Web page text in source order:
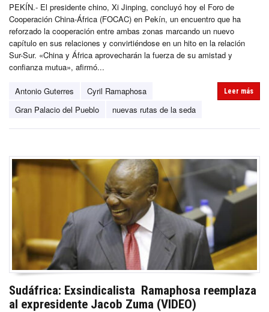
PEKÍN.- El presidente chino, Xi Jinping, concluyó hoy el Foro de
Cooperación China-África (FOCAC) en Pekín, un encuentro que ha
reforzado la cooperación entre ambas zonas marcando un nuevo
capítulo en sus relaciones y convirtiéndose en un hito en la relación
Sur-Sur. «China y África aprovecharán la fuerza de su amistad y
confianza mutua», afirmó...
Antonio Guterres
Cyril Ramaphosa
Gran Palacio del Pueblo
nuevas rutas de la seda
Leer más
Sudáfrica: Exsindicalista Ramaphosa reemplaza
al expresidente Jacob Zuma (VIDEO)